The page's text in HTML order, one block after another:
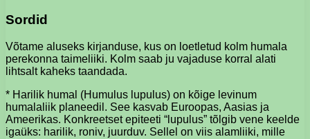
Sordid
Võtame aluseks kirjanduse, kus on loetletud kolm humala
perekonna taimeliiki. Kolm saab ju vajaduse korral alati
lihtsalt kaheks taandada.
* Harilik humal (Humulus lupulus) on kõige levinum
humalaliik planeedil. See kasvab Euroopas, Aasias ja
Ameerikas. Konkreetset epiteeti “lupulus” tõlgib vene keelde
igaüks: harilik, roniv, juurduv. Sellel on viis alamliiki, mille